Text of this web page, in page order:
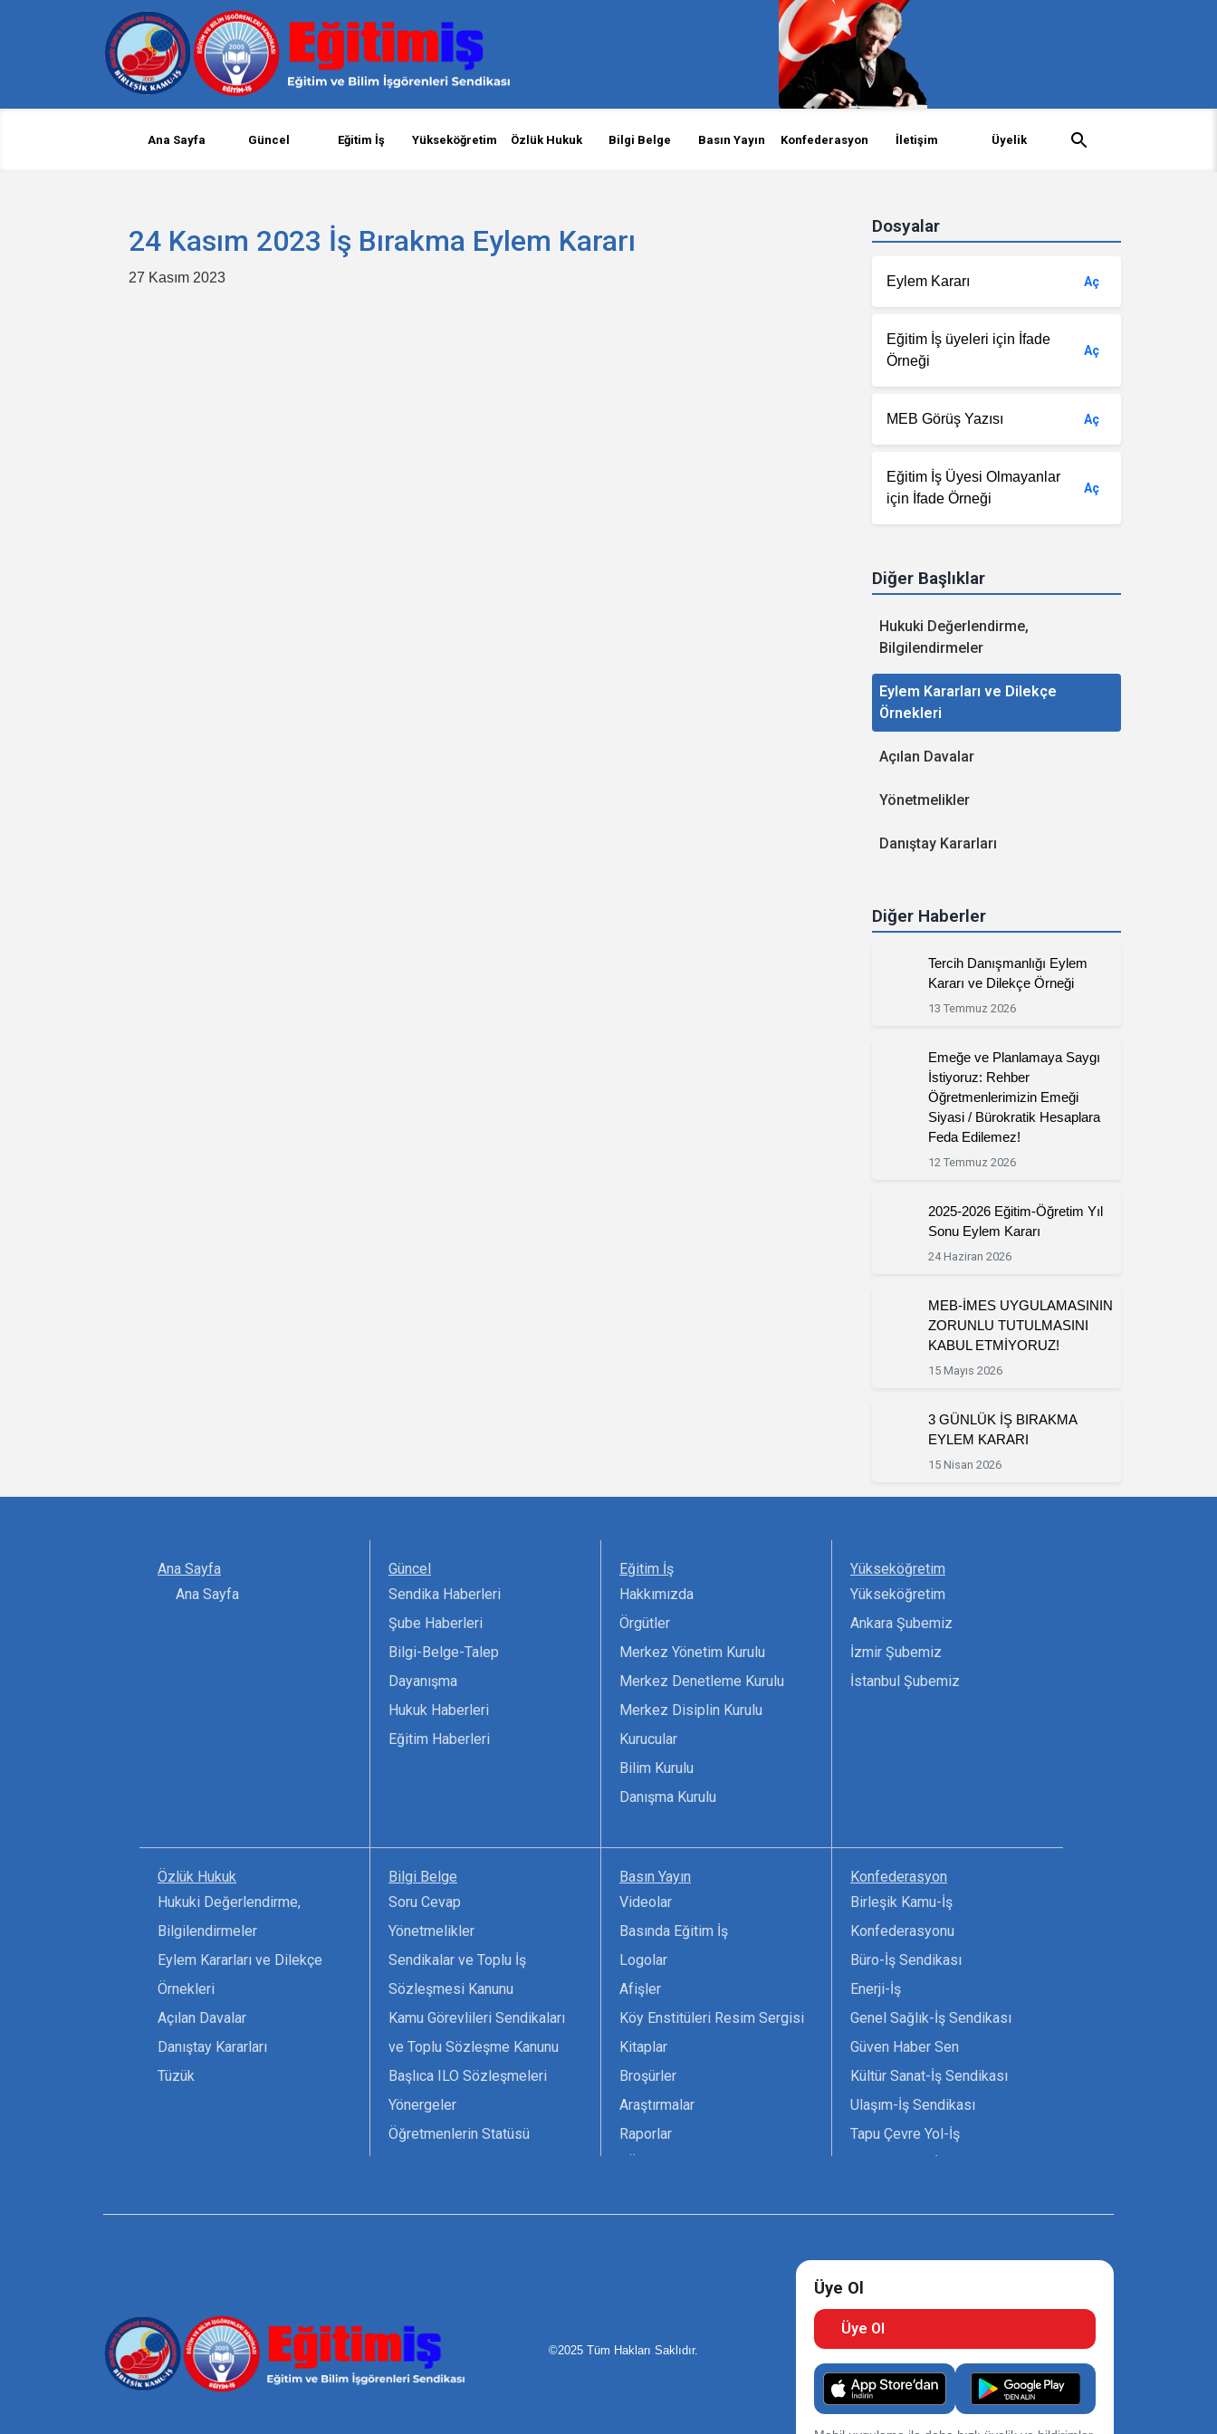
Ana Sayfa Güncel Eğitim İş Yükseköğretim Özlük Hukuk Bilgi Belge Basın Yayın Konfederasyon İletişim Üyelik
Dosyalar
Eylem Kararı Aç
Eğitim İş üyeleri için İfade
Örneği
Aç
MEB Görüş Yazısı Aç
Eğitim İş Üyesi Olmayanlar
için İfade Örneği
Aç
Diğer Başlıklar
Hukuki Değerlendirme,
Bilgilendirmeler
Eylem Kararları ve Dilekçe
Örnekleri
Açılan Davalar
Yönetmelikler
Danıştay Kararları
Diğer Haberler
Tercih Danışmanlığı Eylem
Kararı ve Dilekçe Örneği
13 Temmuz 2026
Emeğe ve Planlamaya Saygı
İstiyoruz: Rehber
Öğretmenlerimizin Emeği
Siyasi / Bürokratik Hesaplara
Feda Edilemez!
12 Temmuz 2026
2025-2026 Eğitim-Öğretim Yıl
Sonu Eylem Kararı
24 Haziran 2026
MEB-İMES UYGULAMASININ
ZORUNLU TUTULMASINI
KABUL ETMİYORUZ!
15 Mayıs 2026
3 GÜNLÜK İŞ BIRAKMA
EYLEM KARARI
15 Nisan 2026
24 Kasım 2023 İş Bırakma Eylem Kararı
27 Kasım 2023
Ana Sayfa
Ana Sayfa
Güncel
Sendika Haberleri
Şube Haberleri
Bilgi-Belge-Talep
Dayanışma
Hukuk Haberleri
Eğitim Haberleri
Eğitim İş
Hakkımızda
Örgütler
Merkez Yönetim Kurulu
Merkez Denetleme Kurulu
Merkez Disiplin Kurulu
Kurucular
Bilim Kurulu
Danışma Kurulu
Yükseköğretim
Yükseköğretim
Ankara Şubemiz
İzmir Şubemiz
İstanbul Şubemiz
Özlük Hukuk
Hukuki Değerlendirme,
Bilgilendirmeler
Eylem Kararları ve Dilekçe
Örnekleri
Açılan Davalar
Danıştay Kararları
Tüzük
Bilgi Belge
Soru Cevap
Yönetmelikler
Sendikalar ve Toplu İş
Sözleşmesi Kanunu
Kamu Görevlileri Sendikaları
ve Toplu Sözleşme Kanunu
Başlıca ILO Sözleşmeleri
Yönergeler
Öğretmenlerin Statüsü
Seçim Formları
Basın Yayın
Videolar
Basında Eğitim İş
Logolar
Afişler
Köy Enstitüleri Resim Sergisi
Kitaplar
Broşürler
Araştırmalar
Raporlar
Pankartlar
Konfederasyon
Birleşik Kamu-İş
Konfederasyonu
Büro-İş Sendikası
Enerji-İş
Genel Sağlık-İş Sendikası
Güven Haber Sen
Kültür Sanat-İş Sendikası
Ulaşım-İş Sendikası
Tapu Çevre Yol-İş
Uzman Diyanet - Sen
©2025 Tüm Hakları Saklıdır.
Üye Ol
Üye Ol